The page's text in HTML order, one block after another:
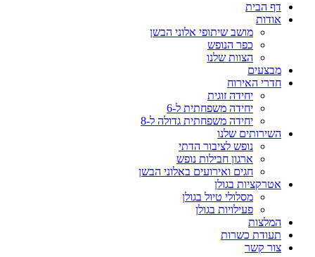
דף הבית
אודות
מושב שיתופי אלוני הבשן
כפר הנופש
הצוות שלנו
מבצעים
חדרי האירוח
יחידה זוגית
יחידה משפחתית ל-6
יחידה משפחתית גדולה ל-8
השירותים שלנו
נופש לציבור הדתי
ארגון חבילות נופש
חגים ואירועים באלוני הבשן
אטרקציות בגולן
מסלולי טיול בגולן
פעילויות בגולן
המלצות
תעודת כשרות
צור קשר